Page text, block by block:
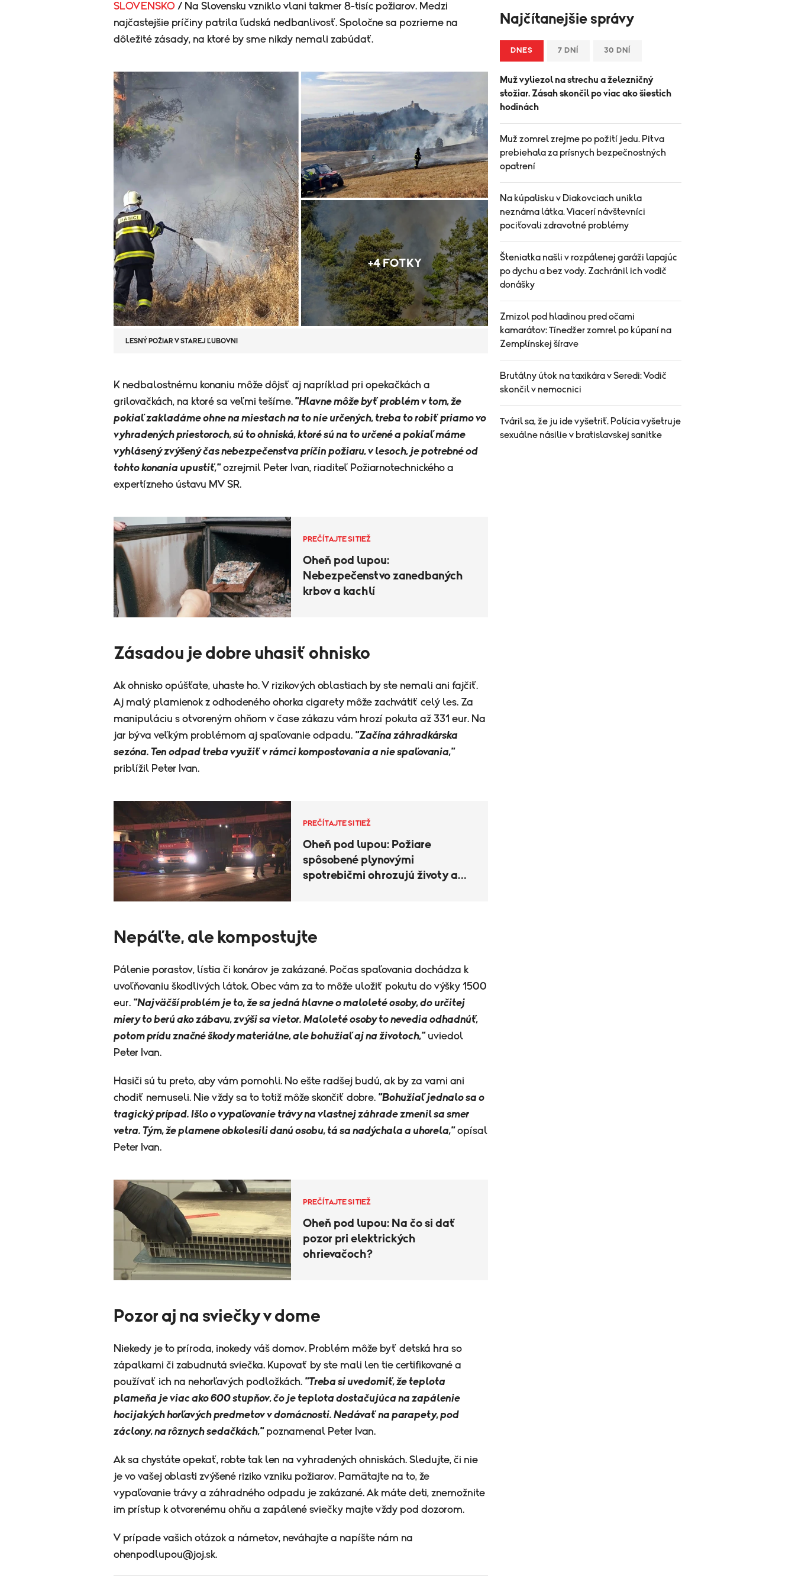
SLOVENSKO / Na Slovensku vzniklo vlani takmer 8-tisíc požiarov. Medzi
najčastejšie príčiny patrila ľudská nedbanlivosť. Spoločne sa pozrieme na
dôležité zásady, na ktoré by sme nikdy nemali zabúdať.
+4 FOTKY
LESNÝ POŽIAR V STAREJ ĽUBOVNI
K nedbalostnému konaniu môže dôjsť aj napríklad pri opekačkách a
grilovačkách, na ktoré sa veľmi tešíme. "Hlavne môže byť problém v tom, že
pokiaľ zakladáme ohne na miestach na to nie určených, treba to robiť priamo vo
vyhradených priestoroch, sú to ohniská, ktoré sú na to určené a pokiaľ máme
vyhlásený zvýšený čas nebezpečenstva príčin požiaru, v lesoch, je potrebné od
tohto konania upustiť,"ozrejmil Peter Ivan, riaditeľ Požiarnotechnického a
expertízneho ústavu MV SR.
PREČÍTAJTE SI TIEŽ
Oheň pod lupou:
Nebezpečenstvo zanedbaných
krbov a kachlí
Zásadou je dobre uhasiť ohnisko
Ak ohnisko opúšťate, uhaste ho. V rizikových oblastiach by ste nemali ani fajčiť.
Aj malý plamienok z odhodeného ohorka cigarety môže zachvátiť celý les. Za
manipuláciu s otvoreným ohňom v čase zákazu vám hrozí pokuta až 331 eur. Na
jar býva veľkým problémom aj spaľovanie odpadu. "Začína záhradkárska
sezóna. Ten odpad treba využiť v rámci kompostovania a nie spaľovania,"
priblížil Peter Ivan.
PREČÍTAJTE SI TIEŽ
Oheň pod lupou: Požiare
spôsobené plynovými
spotrebičmi ohrozujú životy a
Nepáľte, ale kompostujte
Pálenie porastov, lístia či konárov je zakázané. Počas spaľovania dochádza k
uvoľňovaniu škodlivých látok. Obec vám za to môže uložiť pokutu do výšky 1500
eur. "Najväčší problém je to, že sa jedná hlavne o maloleté osoby, do určitej
miery to berú ako zábavu, zvýši sa vietor. Maloleté osoby to nevedia odhadnúť,
potom prídu značné škody materiálne, ale bohužiaľ aj na životoch,"uviedol
Peter Ivan.
Hasiči sú tu preto, aby vám pomohli. No ešte radšej budú, ak by za vami ani
chodiť nemuseli. Nie vždy sa to totiž môže skončiť dobre. "Bohužiaľ jednalo sa o
tragický prípad. Išlo o vypaľovanie trávy na vlastnej záhrade zmenil sa smer
vetra. Tým, že plamene obkolesili danú osobu, tá sa nadýchala a uhorela,"opísal
Peter Ivan.
PREČÍTAJTE SI TIEŽ
Oheň pod lupou: Na čo si dať
pozor pri elektrických
ohrievačoch?
Pozor aj na sviečky v dome
Niekedy je to príroda, inokedy váš domov. Problém môže byť detská hra so
zápalkami či zabudnutá sviečka. Kupovať by ste mali len tie certifikované a
používať ich na nehorľavých podložkách. "Treba si uvedomiť, že teplota
plameňa je viac ako 600 stupňov, čo je teplota dostačujúca na zapálenie
hocijakých horľavých predmetov v domácnosti. Nedávať na parapety, pod
záclony, na rôznych sedačkách,"poznamenal Peter Ivan.
Ak sa chystáte opekať, robte tak len na vyhradených ohniskách. Sledujte, či nie
je vo vašej oblasti zvýšené riziko vzniku požiarov. Pamätajte na to, že
vypaľovanie trávy a záhradného odpadu je zakázané. Ak máte deti, znemožnite
im prístup k otvorenému ohňu a zapálené sviečky majte vždy pod dozorom.
V prípade vašich otázok a námetov, neváhajte a napíšte nám na
ohenpodlupou@joj.sk.
Najčítanejšie správy
DNES 7 DNÍ 30 DNÍ
Muž vyliezol na strechu a železničný
stožiar. Zásah skončil po viac ako šiestich
hodinách
Muž zomrel zrejme po požití jedu. Pitva
prebiehala za prísnych bezpečnostných
opatrení
Na kúpalisku v Diakovciach unikla
neznáma látka. Viacerí návštevníci
pociťovali zdravotné problémy
Šteniatka našli v rozpálenej garáži lapajúc
po dychu a bez vody. Zachránil ich vodič
donášky
Zmizol pod hladinou pred očami
kamarátov: Tínedžer zomrel po kúpaní na
Zemplínskej šírave
Brutálny útok na taxikára v Seredi: Vodič
skončil v nemocnici
Tváril sa, že ju ide vyšetriť. Polícia vyšetruje
sexuálne násilie v bratislavskej sanitke